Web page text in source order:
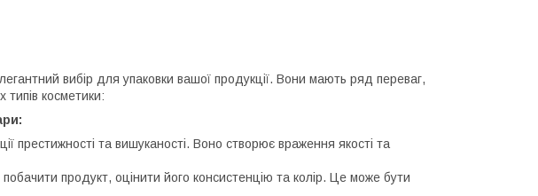
вибір для упаковки вашої продукції. Вони мають ряд переваг,
типів косметики:
престижності та вишуканості. Воно створює враження якості та
продукт, оцінити його консистенцію та колір. Це може бути